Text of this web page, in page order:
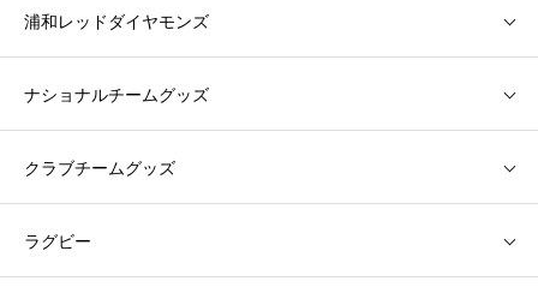
浦和レッドダイヤモンズ
ナショナルチームグッズ
クラブチームグッズ
ラグビー